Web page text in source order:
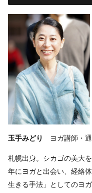
玉手みどり ヨガ講師・通
札幌出身。シカゴの美大
年にヨガと出会い、経絡
生きる手法」としてのヨガ